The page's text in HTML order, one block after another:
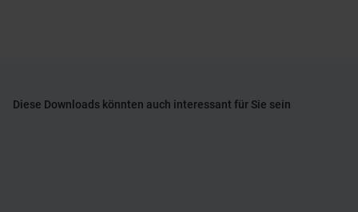
Diese Downloads könnten auch interessant für Sie sein